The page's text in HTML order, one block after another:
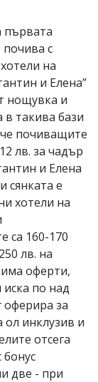
първата
с
на
и Елена”
нощувка и
в такива бази
почиващите
лв. за чадър
и Елена
сянката е
хотели на
са 160-170
лв. на
оферти,
по над
оферира за
ол инклузив и
отсега
бонус
две - при